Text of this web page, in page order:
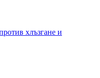
хлъзгане и